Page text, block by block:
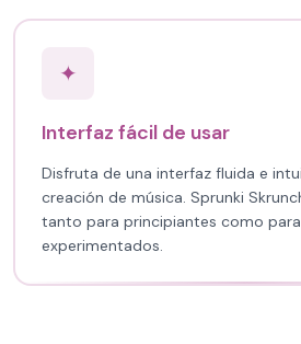
✦
Interfaz fácil de usar
Disfruta de una interfaz fluida e
creación de música. Sprunki
tanto para principiantes como
experimentados.